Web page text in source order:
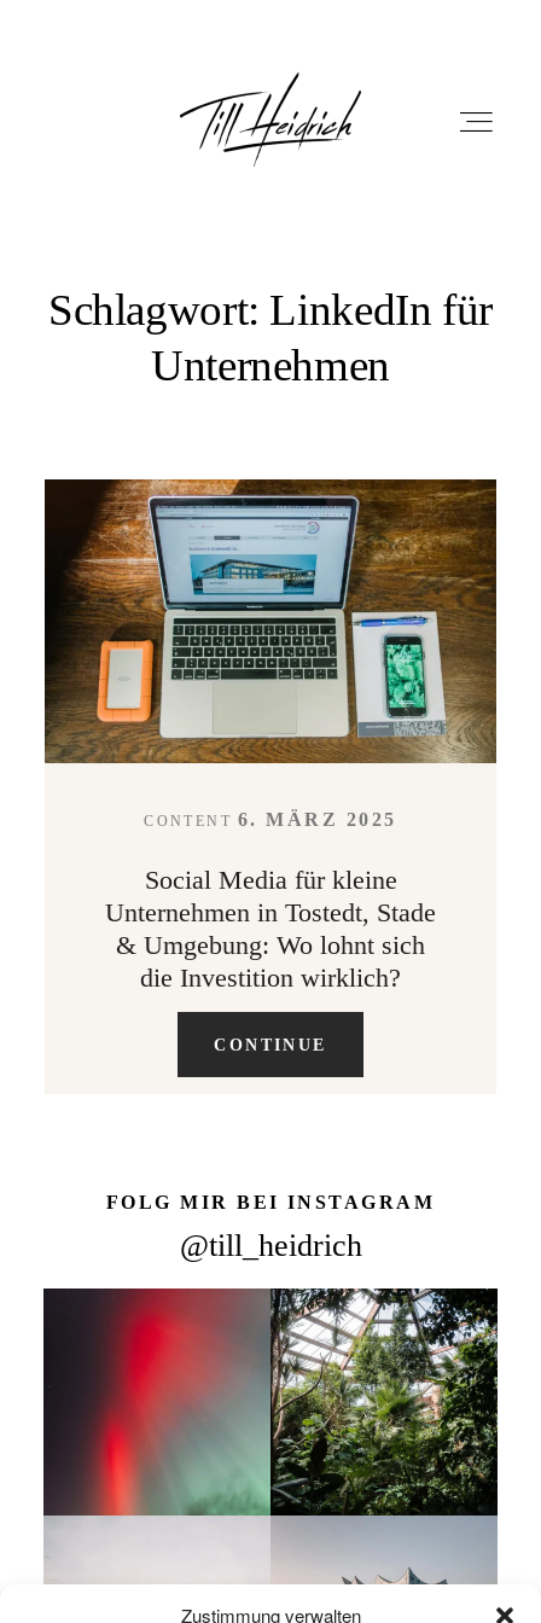
Zustimmung verwalten
HOME
PORTFOLIO
FOTOBOX
LEISTUNGEN
ABOUT
Schlagwort: LinkedIn für
Unternehmen
CONTENT 6. MÄRZ 2025
Social Media für kleine
Unternehmen in Tostedt, Stade
& Umgebung: Wo lohnt sich
die Investition wirklich?
CONTINUE
FOLG MIR BEI INSTAGRAM
@till_heidrich